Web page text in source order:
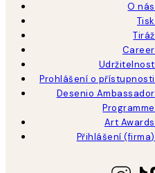
O nás
Tisk
Tiráž
Career
Udržitelnost
Prohlášení o přístupnosti
Desenio Ambassador
Programme
Art Awards
Přihlášení (firma)